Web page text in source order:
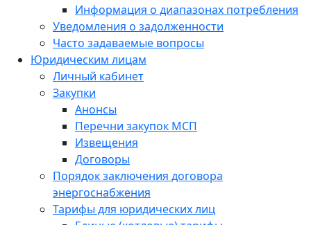
Информация о диапазонах потребления
Уведомления о задолженности
Часто задаваемые вопросы
Юридическим лицам
Личный кабинет
Закупки
Анонсы
Перечни закупок МСП
Извещения
Договоры
Порядок заключения договора
энергоснабжения
Тарифы для юридических лиц